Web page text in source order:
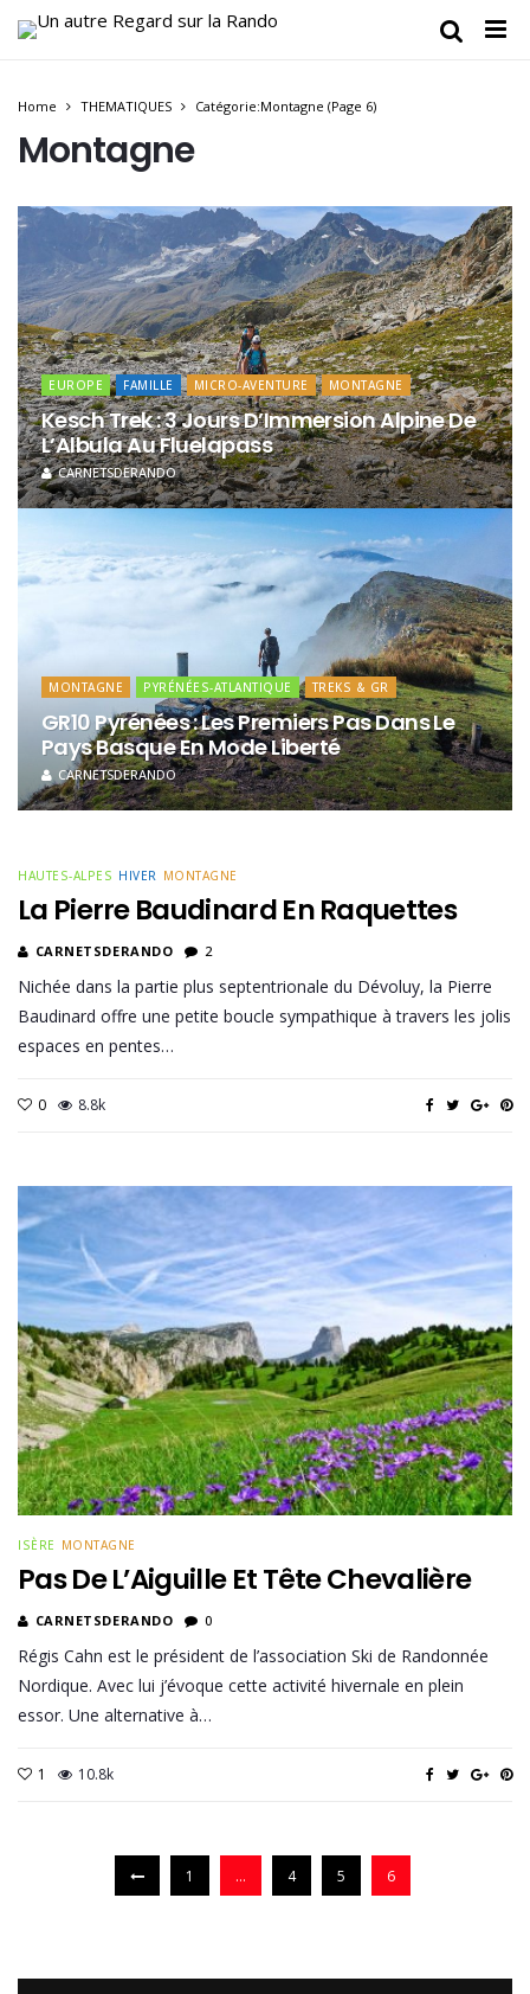
Home THEMATIQUES Catégorie:Montagne (Page 6)
Montagne
EUROPE FAMILLE MICRO-AVENTURE MONTAGNE
Kesch Trek : 3 Jours D’Immersion Alpine De
L’Albula Au Fluelapass
CARNETSDERANDO
MONTAGNE PYRÉNÉES-ATLANTIQUE TREKS & GR
GR10 Pyrénées : Les Premiers Pas Dans Le
Pays Basque En Mode Liberté
CARNETSDERANDO
HAUTES-ALPES HIVER MONTAGNE
La Pierre Baudinard En Raquettes
CARNETSDERANDO 2
Nichée dans la partie plus septentrionale du Dévoluy, la Pierre
Baudinard offre une petite boucle sympathique à travers les jolis
espaces en pentes…
0 8.8k
ISÈRE MONTAGNE
Pas De L’Aiguille Et Tête Chevalière
CARNETSDERANDO 0
Régis Cahn est le président de l’association Ski de Randonnée
Nordique. Avec lui j’évoque cette activité hivernale en plein
essor. Une alternative à…
1 10.8k
1 … 4 5 6